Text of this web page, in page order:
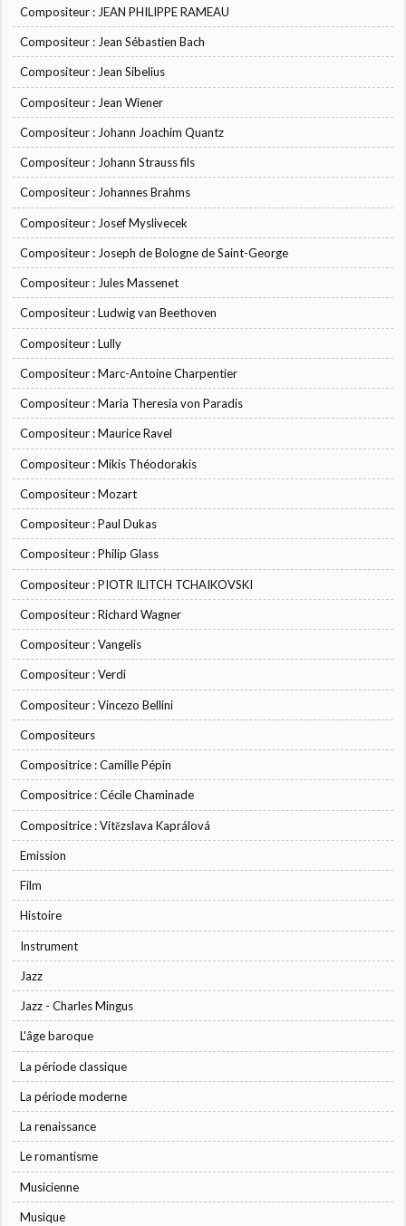
Compositeur : JEAN PHILIPPE RAMEAU
Compositeur : Jean Sébastien Bach
Compositeur : Jean Sibelius
Compositeur : Jean Wiener
Compositeur : Johann Joachim Quantz
Compositeur : Johann Strauss fils
Compositeur : Johannes Brahms
Compositeur : Josef Myslivecek
Compositeur : Joseph de Bologne de Saint-George
Compositeur : Jules Massenet
Compositeur : Ludwig van Beethoven
Compositeur : Lully
Compositeur : Marc-Antoine Charpentier
Compositeur : Maria Theresia von Paradis
Compositeur : Maurice Ravel
Compositeur : Mikis Théodorakis
Compositeur : Mozart
Compositeur : Paul Dukas
Compositeur : Philip Glass
Compositeur : PIOTR ILITCH TCHAIKOVSKI
Compositeur : Richard Wagner
Compositeur : Vangelis
Compositeur : Verdi
Compositeur : Vincezo Bellini
Compositeurs
Compositrice : Camille Pépin
Compositrice : Cécile Chaminade
Compositrice : Vítězslava Kaprálová
Emission
Film
Histoire
Instrument
Jazz
Jazz - Charles Mingus
L'âge baroque
La période classique
La période moderne
La renaissance
Le romantisme
Musicienne
Musique